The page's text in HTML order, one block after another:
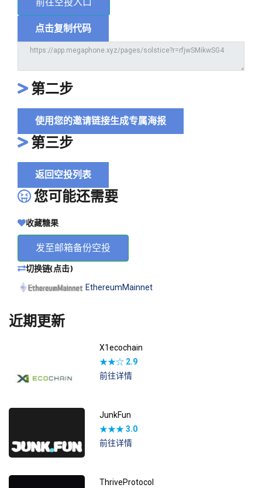
点击复制代码
第二步
使用您的邀请链接生成专属海报
第三步
返回空投列表
您可能还需要
收藏糖果
发至邮箱备份空投
切换链(点击)
EthereumMainnet
近期更新
X1ecochain
★★☆ 2.9
前往详情
JunkFun
★★★3.0
前往详情
ThriveProtocol